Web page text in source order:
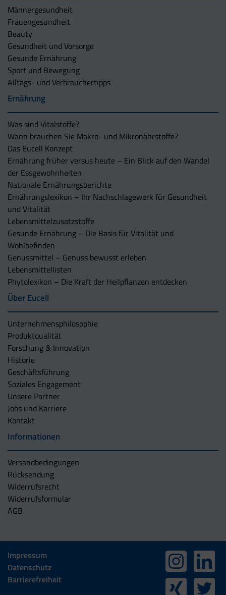
Männergesundheit
Frauengesundheit
Beauty
Gesundheit und Vorsorge
Gesunde Ernährung
Sport und Bewegung
Alltags- und Verbrauchertipps
Ernährung
Was sind Vitalstoffe?
Wann brauchen Sie Makro- und Mikronährstoffe?
Das Eucell Konzept
Ernährung früher versus heute – Ein Blick auf den Wandel
der Essgewohnheiten
Nationale Ernährungsberichte
Ernährungslexikon – Ihr Nachschlagewerk für Gesundheit
und Vitalität
Lebensmittelzusatzstoffe
Gesunde Ernährung – Die Basis für Vitalität und
Wohlbefinden
Genussmittel – Genuss bewusst erleben
Lebensmittellisten
Phytolexikon – Die Kraft der Heilpflanzen entdecken
Über Eucell
Unternehmens­philosophie
Produktqualität
Forschung & Innovation
Historie
Geschäftsführung
Soziales Engagement
Unsere Partner
Jobs und Karriere
Kontakt
Informationen
Versandbedingungen
Rücksendung
Widerrufsrecht
Widerrufsformular
AGB
Impressum
Datenschutz
Barrierefreiheit